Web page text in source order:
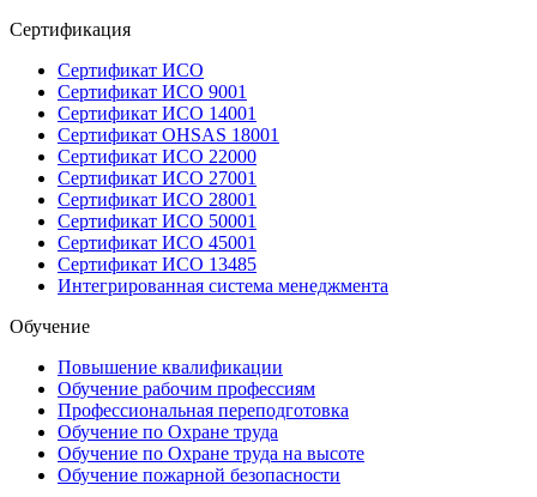
Сертификация
Сертификат ИСО
Сертификат ИСО 9001
Сертификат ИСО 14001
Сертификат OHSAS 18001
Сертификат ИСО 22000
Сертификат ИСО 27001
Сертификат ИСО 28001
Сертификат ИСО 50001
Сертификат ИСО 45001
Сертификат ИСО 13485
Интегрированная система менеджмента
Обучение
Повышение квалификации
Обучение рабочим профессиям
Профессиональная переподготовка
Обучение по Охране труда
Обучение по Охране труда на высоте
Обучение пожарной безопасности